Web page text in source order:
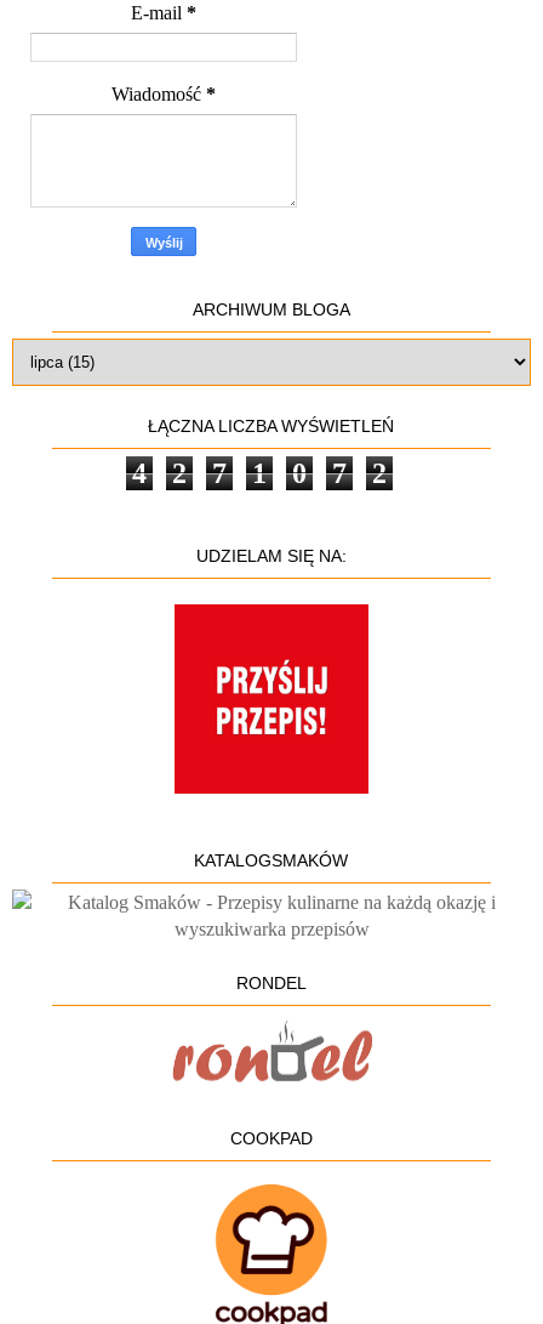
E-mail *
Wiadomość *
ARCHIWUM BLOGA
ŁĄCZNA LICZBA WYŚWIETLEŃ
4 2 7 1 0 7 2
UDZIELAM SIĘ NA:
KATALOGSMAKÓW
RONDEL
COOKPAD